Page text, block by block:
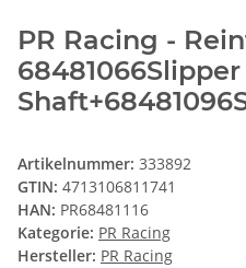
PR Racing -
Artikelnummer: 333892
GTIN: 4713106811741
HAN: PR68481116
Kategorie: PR Racing
Hersteller: PR Racing